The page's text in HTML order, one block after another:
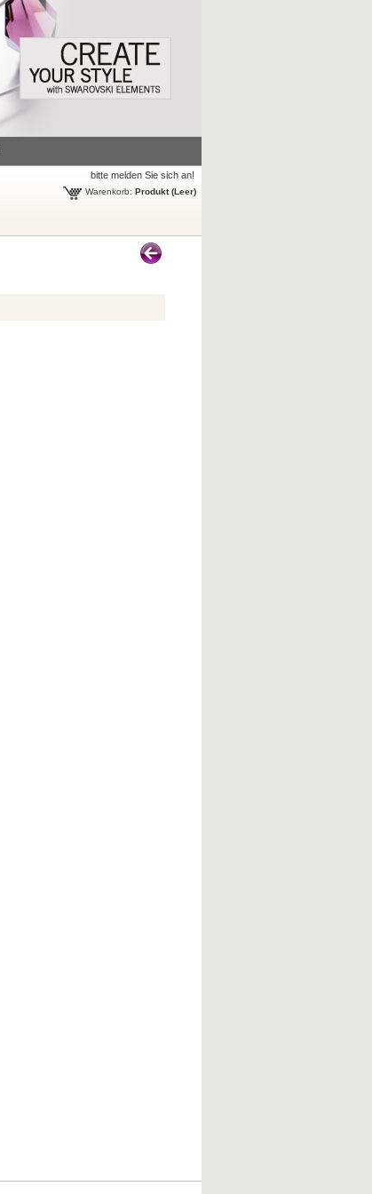
bitte melden Sie sich an!
Warenkorb: Produkt (Leer)